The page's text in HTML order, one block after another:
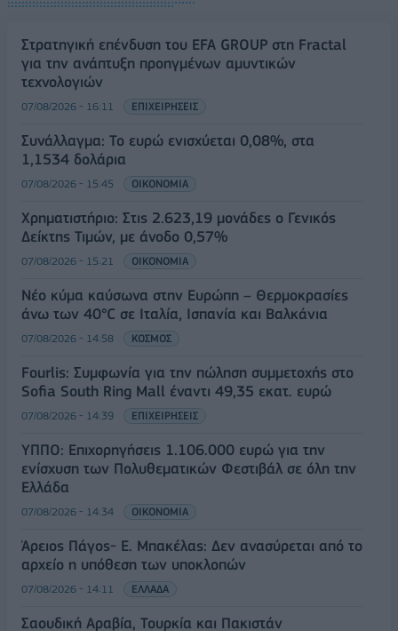
Στρατηγική επένδυση του EFA GROUP στη Fractal
για την ανάπτυξη προηγμένων αμυντικών
τεχνολογιών
07/08/2026 - 16:11 ΕΠΙΧΕΙΡΗΣΕΙΣ
Συνάλλαγμα: Το ευρώ ενισχύεται 0,08%, στα
1,1534 δολάρια
07/08/2026 - 15:45 ΟΙΚΟΝΟΜΙΑ
Χρηματιστήριο: Στις 2.623,19 μονάδες ο Γενικός
Δείκτης Τιμών, με άνοδο 0,57%
07/08/2026 - 15:21 ΟΙΚΟΝΟΜΙΑ
Νέο κύμα καύσωνα στην Ευρώπη – Θερμοκρασίες
άνω των 40°C σε Ιταλία, Ισπανία και Βαλκάνια
07/08/2026 - 14:58 ΚΟΣΜΟΣ
Fourlis: Συμφωνία για την πώληση συμμετοχής στο
Sofia South Ring Mall έναντι 49,35 εκατ. ευρώ
07/08/2026 - 14:39 ΕΠΙΧΕΙΡΗΣΕΙΣ
ΥΠΠΟ: Επιχορηγήσεις 1.106.000 ευρώ για την
ενίσχυση των Πολυθεματικών Φεστιβάλ σε όλη την
Ελλάδα
07/08/2026 - 14:34 ΟΙΚΟΝΟΜΙΑ
Άρειος Πάγος- Ε. Μπακέλας: Δεν ανασύρεται από το
αρχείο η υπόθεση των υποκλοπών
07/08/2026 - 14:11 ΕΛΛΑΔΑ
Σαουδική Αραβία, Τουρκία και Πακιστάν